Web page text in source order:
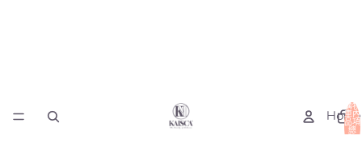
Home
購物
車內
品項
總